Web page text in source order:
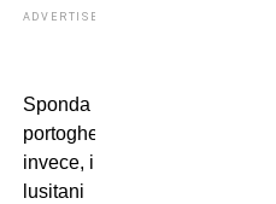
ADVERTISEMENT
Sponda
portoghese,
invece, i
lusitani